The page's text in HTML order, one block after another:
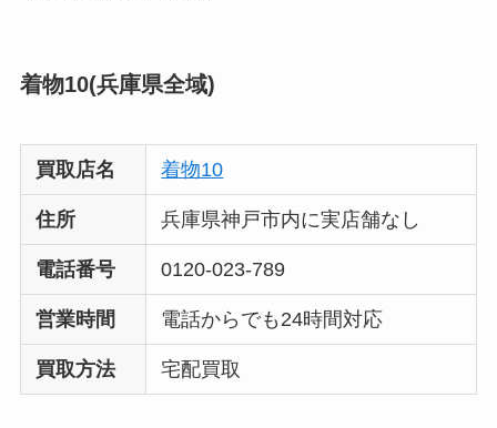
着物10(兵庫県全域)
買取店名 着物10
住所 兵庫県神戸市内に実店舗なし
電話番号 0120-023-789
営業時間 電話からでも24時間対応
買取方法 宅配買取